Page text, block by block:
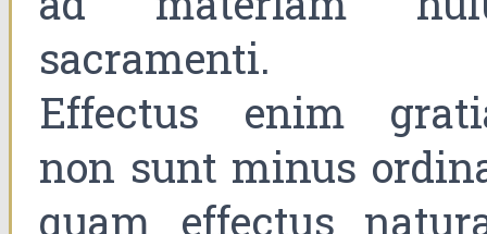
sacramenti.
Effectus enim
non sunt minus
quam effectus